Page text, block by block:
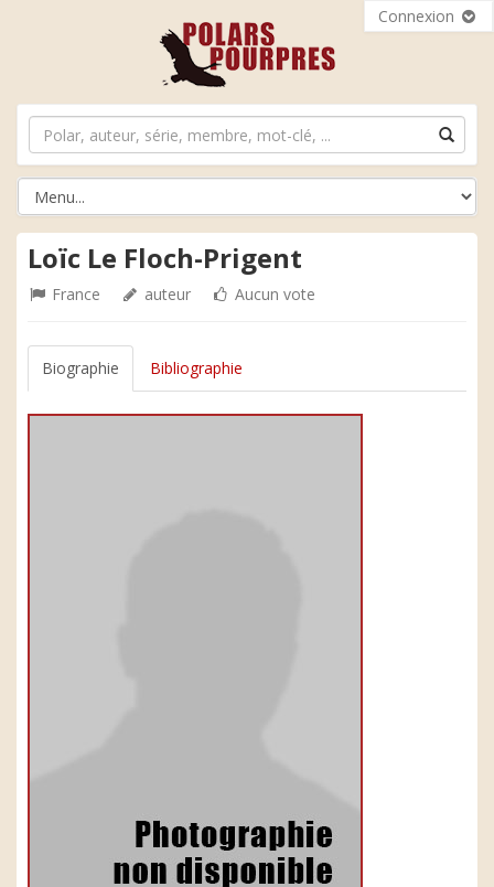
Connexion
Loïc Le Floch-Prigent
France auteur Aucun vote
Biographie Bibliographie